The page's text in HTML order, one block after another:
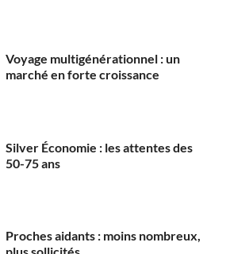
Voyage multigénérationnel : un
marché en forte croissance
Silver Économie : les attentes des
50-75 ans
Proches aidants : moins nombreux,
plus sollicités